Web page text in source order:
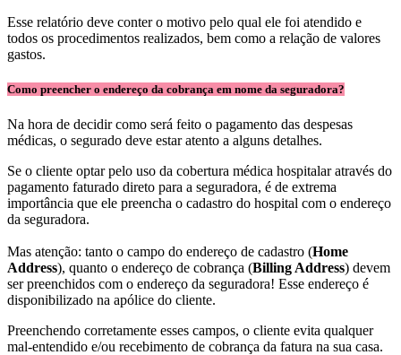
Esse relatório deve conter o motivo pelo qual ele foi atendido e
todos os procedimentos realizados, bem como a relação de valores
gastos.
Como preencher o endereço da cobrança em nome da seguradora?
Na hora de decidir como será feito o pagamento das despesas
médicas, o segurado deve estar atento a alguns detalhes.
Se o cliente optar pelo uso da cobertura médica hospitalar através do
pagamento faturado direto para a seguradora, é de extrema
importância que ele preencha o cadastro do hospital com o endereço
da seguradora.
Mas atenção: tanto o campo do endereço de cadastro (Home
Address), quanto o endereço de cobrança (Billing Address) devem
ser preenchidos com o endereço da seguradora! Esse endereço é
disponibilizado na apólice do cliente.
Preenchendo corretamente esses campos, o cliente evita qualquer
mal-entendido e/ou recebimento de cobrança da fatura na sua casa.